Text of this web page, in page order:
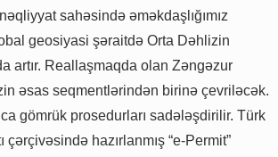
sahəsində əməkdaşlığımız
geosiyasi şəraitdə Orta Dəhlizin
artır. Reallaşmaqda olan Zəngəzur
əsas seqmentlərindən birinə çevriləcək.
gömrük prosedurları sadələşdirilir. Türk
çərçivəsində hazırlanmış “e-Permit”